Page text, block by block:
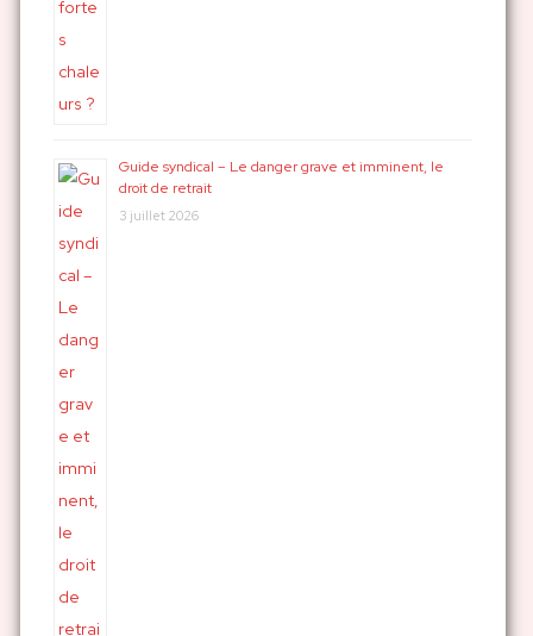
Guide syndical – Le danger grave et imminent, le
droit de retrait
3 juillet 2026